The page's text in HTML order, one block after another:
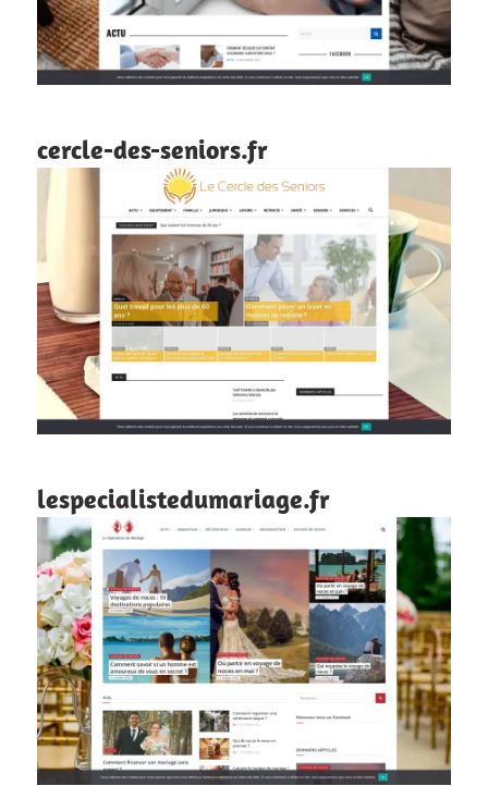
cercle-des-seniors.fr
lespecialistedumariage.fr